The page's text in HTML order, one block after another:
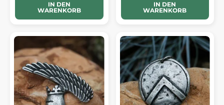
IN DEN
WARENKORB
IN DEN
WARENKORB